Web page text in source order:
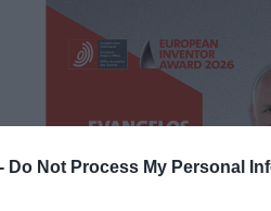
Do Not Process My Personal